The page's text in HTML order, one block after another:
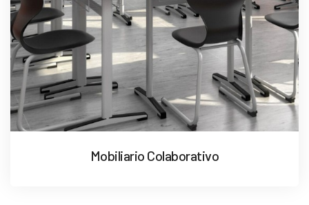
Mobiliario Colaborativo